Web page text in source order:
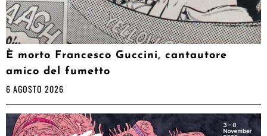
È morto Francesco Guccini, cantautore
amico del fumetto
6 AGOSTO 2026